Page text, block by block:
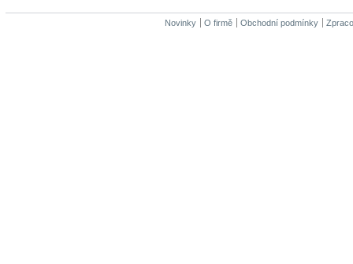
Novinky O firmě Obchodní podmínky